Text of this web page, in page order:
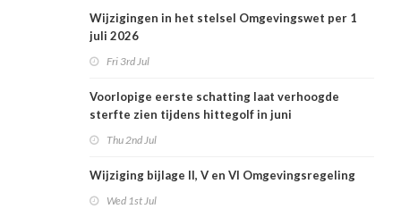
Wijzigingen in het stelsel Omgevingswet per 1
juli 2026
Fri 3rd Jul
Voorlopige eerste schatting laat verhoogde
sterfte zien tijdens hittegolf in juni
Thu 2nd Jul
Wijziging bijlage II, V en VI Omgevingsregeling
Wed 1st Jul